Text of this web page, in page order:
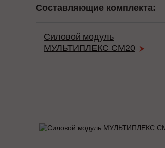
Составляющие комплекта:
Силовой модуль
МУЛЬТИПЛЕКС СМ20